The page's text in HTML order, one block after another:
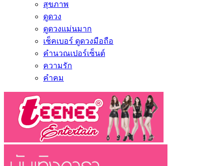
สุขภาพ
ดูดวง
ดูดวงแม่นมาก
เช็คเบอร์ ดูดวงมือถือ
คำนวณเปอร์เซ็นต์
ความรัก
คำคม